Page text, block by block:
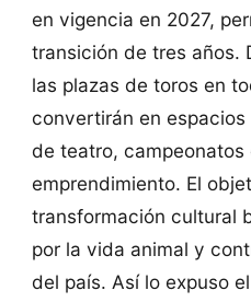
en vigencia en 2027,
transición de tres años.
las plazas de toros en
convertirán en
de teatro,
emprendimiento. El
transformación cultural
por la vida animal y
del país. Así lo expuso